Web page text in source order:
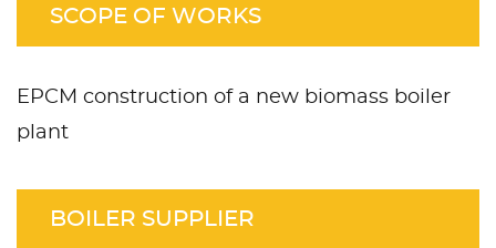
SCOPE OF WORKS
EPCM construction of a new biomass boiler
plant
BOILER SUPPLIER